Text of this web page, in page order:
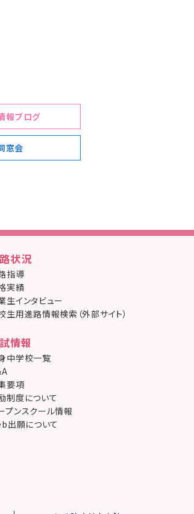
報ブログ
窓会
状況
指導
実績
生インタビュー
生用進路情報検索（外部サイト）
情報
中学校一覧
要項
制度について
プンスクール情報
出願について